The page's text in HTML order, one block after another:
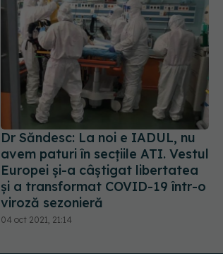
Dr Săndesc: La noi e IADUL, nu
avem paturi în secțiile ATI. Vestul
Europei și-a câștigat libertatea
și a transformat COVID-19 într-o
viroză sezonieră
04 oct 2021, 21:14